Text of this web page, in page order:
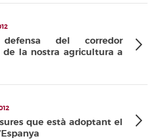
del corredor
la nostra agricultura a
que està adoptant el